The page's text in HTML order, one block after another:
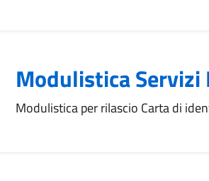
Modulistica Servizi
Modulistica per rilascio Carta di